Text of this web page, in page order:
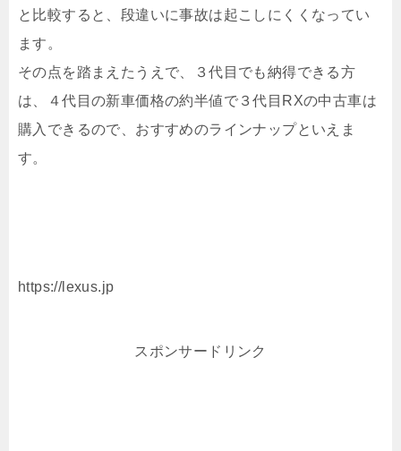
と比較すると、段違いに事故は起こしにくくなってい
ます。
その点を踏まえたうえで、３代目でも納得できる方
は、４代目の新車価格の約半値で３代目RXの中古車は
購入できるので、おすすめのラインナップといえま
す。
https://lexus.jp
スポンサードリンク